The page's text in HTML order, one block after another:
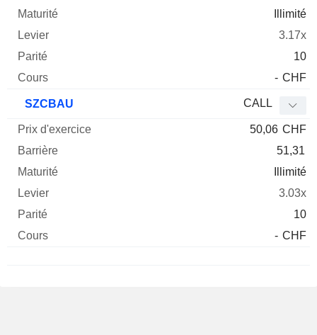
Illimité
3.17x
10
- CHF
SZCBAU CALL
50,06 CHF
51,31
Illimité
3.03x
10
- CHF